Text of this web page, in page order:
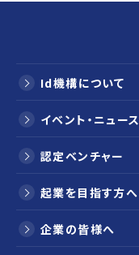
Id機構について
イベント・ニュース
認定ベンチャー
起業を目指す方へ
企業の皆様へ